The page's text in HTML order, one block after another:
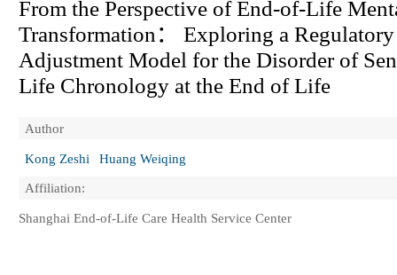
From the Perspective of End-of-Life
Transformation： Exploring a Regulatory
Adjustment Model for the Disorder of
Life Chronology at the End of Life
Author
Kong Zeshi
Huang Weiqing
Affiliation:
Shanghai End-of-Life Care Health Service Center